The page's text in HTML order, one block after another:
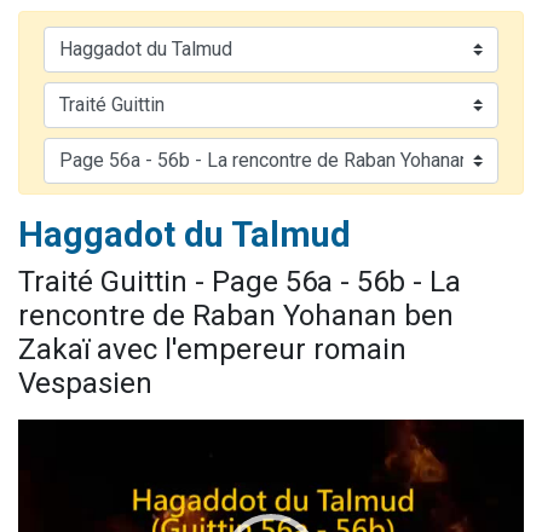
2 nouvelles musiques dans Torah-Box Music
Nouvelle émission radio : Visions de grandeur n°104 : Le Chabbath et le Birkat Hamazone à travers le temps
4 personnes viennent de nous rejoindre sur WhatsApp
Haggadot du Talmud
Traité Guittin - Page 56a - 56b - La
rencontre de Raban Yohanan ben
Zakaï avec l'empereur romain
Vespasien